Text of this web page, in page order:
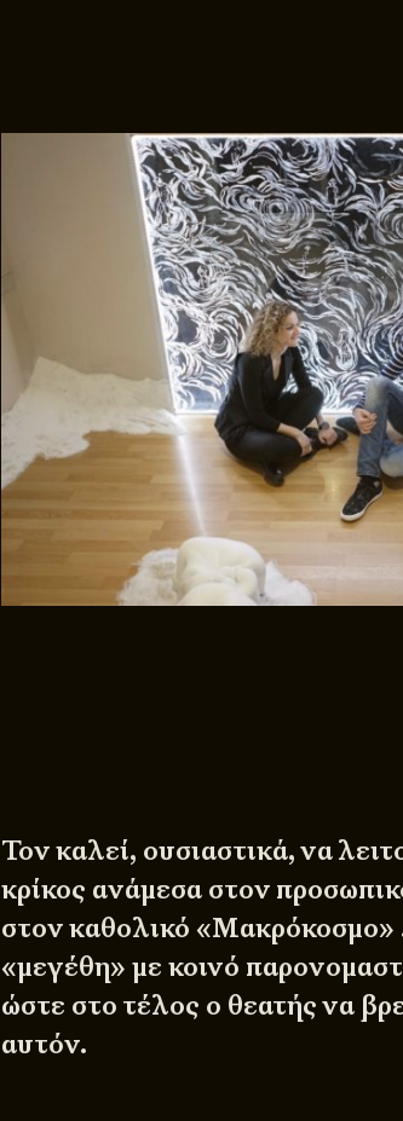
Τον καλεί, ουσιαστικά, να
κρίκος ανάμεσα στον
στον καθολικό
«μεγέθη» με κοινό
ώστε στο τέλος ο θεατής να
αυτόν.